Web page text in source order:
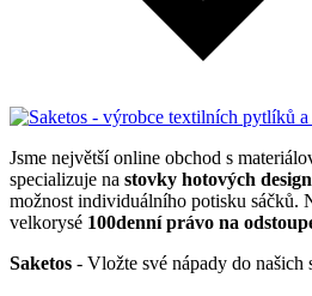
Jsme největší online obchod s
specializuje na stovky hotových
možnost individuálního potisku sáčků.
velkorysé 100denní právo na
Saketos - Vložte své nápady do našich